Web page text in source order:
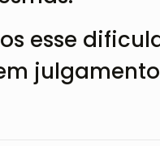
esse